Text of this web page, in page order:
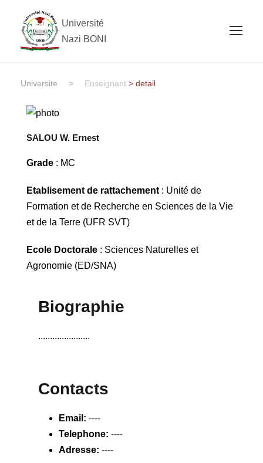
Université
Nazi BONI
Universite > Enseignant > detail
SALOU W. Ernest
Grade: MC
Etablisement de rattachement: Unité de
Formation et de Recherche en Sciences de la Vie
et de la Terre (UFR SVT)
Ecole Doctorale: Sciences Naturelles et
Agronomie (ED/SNA)
Biographie
......................
Contacts
Email: ----
Telephone: ----
Adresse: ----